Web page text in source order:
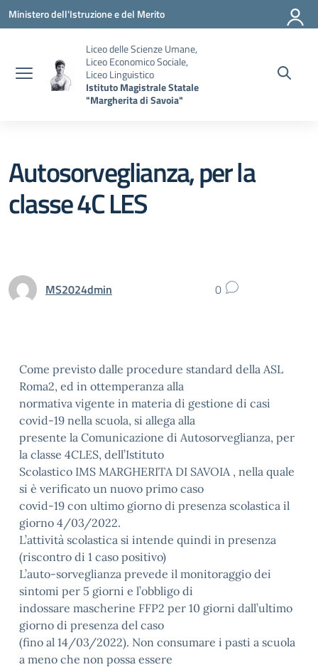
Vai ai contenuti
Vai al menu di navigazione
Vai al footer
Ministero dell'Istruzione e del Merito
Liceo delle Scienze Umane,
Liceo Economico Sociale,
Liceo Linguistico
Istituto Magistrale Statale
"Margherita di Savoia"
Autosorveglianza, per la
classe 4C LES
MS2024dmin 0
Come previsto dalle procedure standard della ASL
Roma2, ed in ottemperanza alla
normativa vigente in materia di gestione di casi
covid-19 nella scuola, si allega alla
presente la Comunicazione di Autosorveglianza, per
la classe 4CLES, dell’Istituto
Scolastico IMS MARGHERITA DI SAVOIA , nella quale
si è verificato un nuovo primo caso
covid-19 con ultimo giorno di presenza scolastica il
giorno 4/03/2022.
L’attività scolastica si intende quindi in presenza
(riscontro di 1 caso positivo)
L’auto-sorveglianza prevede il monitoraggio dei
sintomi per 5 giorni e l’obbligo di
indossare mascherine FFP2 per 10 giorni dall’ultimo
giorno di presenza del caso
(fino al 14/03/2022). Non consumare i pasti a scuola
a meno che non possa essere